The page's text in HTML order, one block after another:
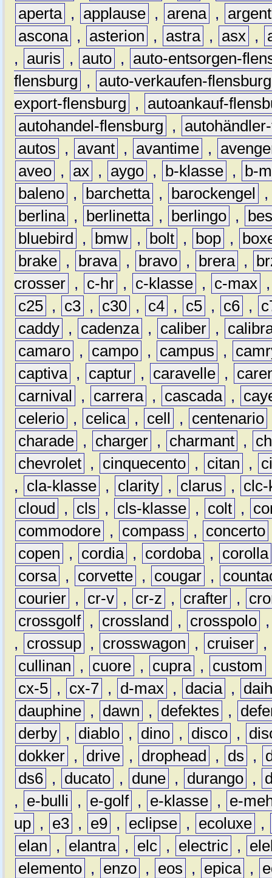
aperta , applause , arena ,
ascona , asterion , astra , asx ,
,
auris , auto ,
auto-entsorgen-
flensburg
,
auto-verkaufen-flensburg
export-flensburg
,
autoankauf-
autohandel-flensburg
,
autos
, avant , avantime ,
aveo , ax , aygo , b-klasse ,
b-
baleno , barchetta , barockengel
berlina , berlinetta , berlingo ,
bluebird
, bmw , bolt , bop ,
brake , brava , bravo , brera ,
crosser , c-hr , c-klasse , c-max
c25 , c3 , c30 , c4 , c5 , c6 ,
caddy , cadenza , caliber ,
camaro , campo , campus ,
captiva , captur , caravelle ,
carnival
, carrera , cascada ,
celerio , celica , cell , centenario
charade , charger , charmant ,
chevrolet , cinquecento , citan ,
,
cla-klasse , clarity , clarus ,
clc-
cloud
, cls , cls-klasse , colt ,
commodore , compass , concerto
copen
, cordia , cordoba ,
corolla
corsa , corvette , cougar ,
courier , cr-v , cr-z , crafter ,
crossgolf , crossland , crosspolo
,
crossup , crosswagon , cruiser ,
cullinan
, cuore , cupra , custom
cx-5 , cx-7 , d-max , dacia ,
dauphine , dawn , defektes ,
derby , diablo , dino , disco ,
dokker , drive , drophead , ds ,
ds6 , ducato , dune , durango ,
,
e-bulli , e-golf , e-klasse ,
e-
up , e3 , e9 , eclipse , ecoluxe ,
elan
, elantra , elc , electric ,
elemento , enzo , eos , epica ,